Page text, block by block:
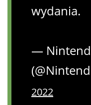
wydania.
—
2022